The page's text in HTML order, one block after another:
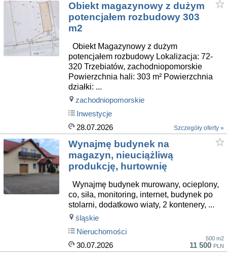
Obiekt magazynowy z dużym
potencjałem rozbudowy 303
m2
Obiekt Magazynowy z dużym
potencjałem rozbudowy Lokalizacja: 72-
320 Trzebiatów, zachodniopomorskie
Powierzchnia hali: 303 m² Powierzchnia
działki: ...
zachodniopomorskie
Inwestycje
28.07.2026
Szczegóły oferty »
Wynajmę budynek na
magazyn, nieuciążliwą
produkcję, hurtownię
Wynajmę budynek murowany, ocieplony,
co, siła, monitoring, internet, budynek po
stolarni, dodatkowo wiaty, 2 kontenery, ...
śląskie
Nieruchomości
30.07.2026
500 m2
11 500 PLN